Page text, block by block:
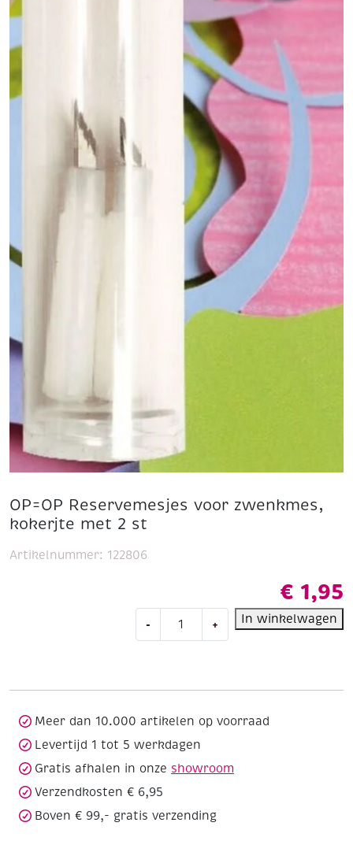
OP=OP Reservemesjes voor zwenkmes,
kokerjte met 2 st
€ 1,95
-
Reservemesjes
2
+ In winkelwagen
Artikelnummer: 122806
Meer dan 10.000 artikelen op voorraad
Levertijd 1 tot 5 werkdagen
Gratis afhalen in onze showroom
Verzendkosten € 6,95
Boven € 99,- gratis verzending